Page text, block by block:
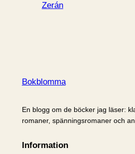
Zerán
Bokblomma
En blogg om de böcker jag läser:
romaner, spänningsromaner och
Information